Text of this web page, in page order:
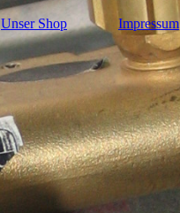
Unser Shop Impressum